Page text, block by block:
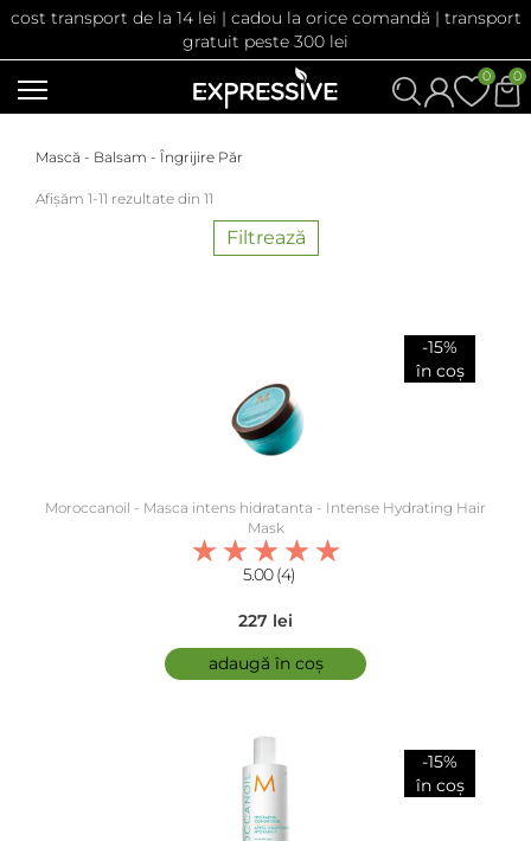
cost transport de la 14 lei | cadou la orice comandă | transport
gratuit peste 300 lei
0
0
Mască - Balsam - Îngrijire Păr
Afișăm 1-11 rezultate din 11
Filtrează
-15%
în coș
Moroccanoil - Masca intens hidratanta - Intense Hydrating Hair
Mask
5.00 (4)
227 lei
adaugă în coș
-15%
în coș